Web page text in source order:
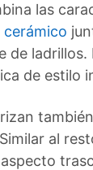
las
cerámico
de
de estilo
al